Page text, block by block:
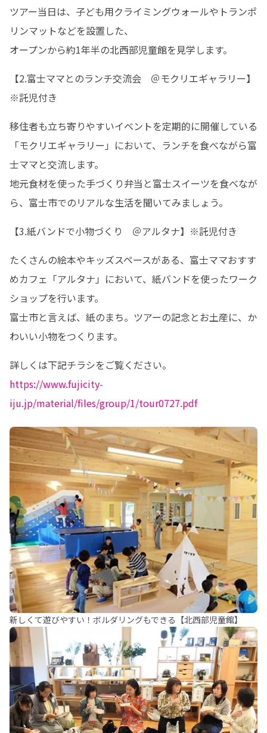
ツアー当日は、子ども用クライミングウォールやトランポ
リンマットなどを設置した、
オープンから約1年半の北西部児童館を見学します。
【2.富士ママとのランチ交流会　＠モクリエギャラリー】
※託児付き
移住者も立ち寄りやすいイベントを定期的に開催している
「モクリエギャラリー」において、ランチを食べながら富
士ママと交流します。
地元食材を使った手づくり弁当と富士スイーツを食べなが
ら、富士市でのリアルな生活を聞いてみましょう。
【3.紙バンドで小物づくり　＠アルタナ】※託児付き
たくさんの絵本やキッズスペースがある、富士ママおすす
めカフェ「アルタナ」において、紙バンドを使ったワーク
ショップを行います。
富士市と言えば、紙のまち。ツアーの記念とお土産に、か
わいい小物をつくります。
https://www.fujicity-
iju.jp/material/files/group/1/tour0727.pdf
新しくて遊びやすい！ボルダリングもできる【北西部児童館】